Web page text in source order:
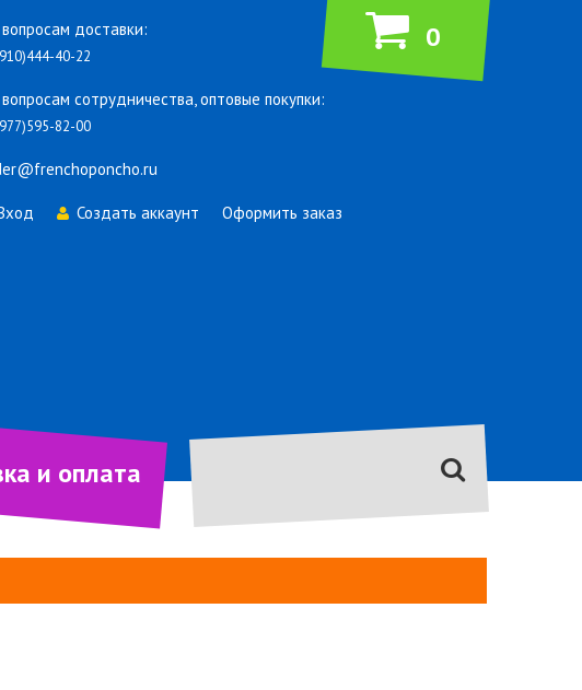
доставки:
40-22
сотрудничества, оптовые покупки:
82-00
0
Создать аккаунт Оформить заказ
и оплата